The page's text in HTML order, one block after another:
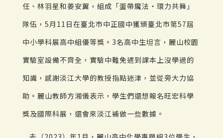
任、林羽星和姜安翼，組成「蛋帶魔法‧環力共舞」
隊伍，5月11日在臺北市中正國中獲頒臺北市第57屆
中小學科展高中組優等獎。3名高中生坦言，麗山校園
實驗室設備不齊全，實驗中難免遇到課本上沒學過的
知識，感謝淡江大學的教授指點迷津，並從旁大力協
助。麗山教師方湘儀表示，學生們還想報名旺宏科學
獎及國際科展，還會來淡江補做一些數據。